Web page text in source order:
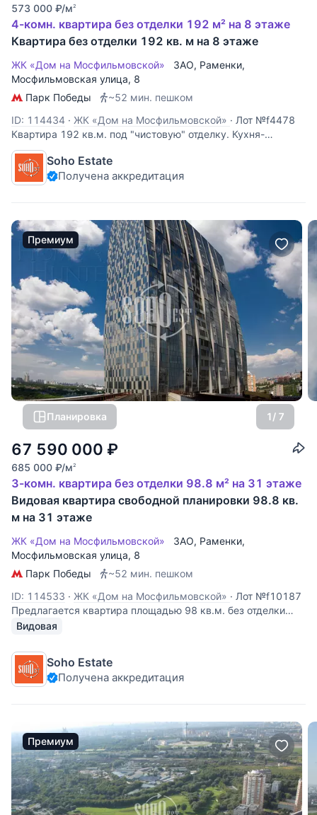
573 000 ₽/м2
4-комн. квартира без отделки 192 м² на 8 этаже
Квартира без отделки 192 кв. м на 8 этаже
ЖК «Дом на Мосфильмовской» ЗАО, Раменки,
Мосфильмовская улица, 8
Парк Победы
~52 мин. пешком
ID: 114434 · ЖК «Дом на Мосфильмовской» · Лот №f4478
Квартира 192 кв.м. под "чистовую" отделку. Кухня-
гостиная, 3 спальни, 3 с/у. В подземном паркинге 1 м/
место
Soho Estate
Получена аккредитация
Премиум
Планировка 1/ 7
67 590 000 ₽
685 000 ₽/м2
3-комн. квартира без отделки 98.8 м² на 31 этаже
Видовая квартира свободной планировки 98.8 кв.
м на 31 этаже
ЖК «Дом на Мосфильмовской» ЗАО, Раменки,
Мосфильмовская улица, 8
Парк Победы
~52 мин. пешком
ID: 114533 · ЖК «Дом на Мосфильмовской» · Лот №f10187
Предлагается квартира площадью 98 кв.м. без отделки
свободной планировки в ЖК «Дом на Мосфильмовской» в
2 спальни, 2 ванных комнаты, гардеробную. ЖК «Дом на
Мосфильмовской»
Видовая
Soho Estate
Получена аккредитация
Премиум